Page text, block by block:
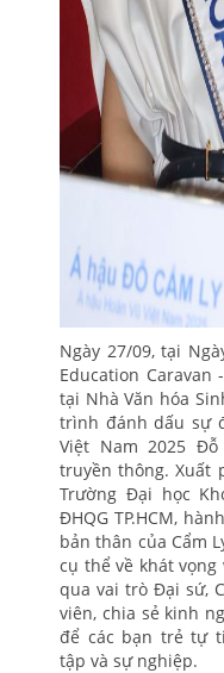
Ngày 27/09, tại
Education
tại Nhà Văn hóa
trình đánh dấu sự
Việt Nam 2025
truyền thông. Xuất
Trường Đại học
ĐHQG TP.HCM,
bản thân của Cẩm
cụ thể về khát
qua vai trò Đại sứ,
viên, chia sẻ kinh
để các bạn trẻ tự
tập và sự nghiệp.